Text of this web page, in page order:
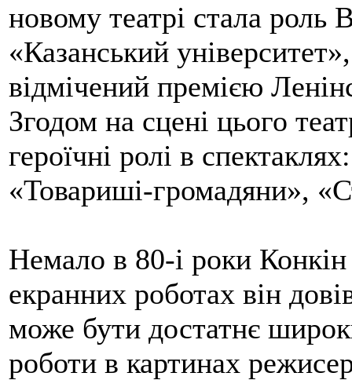
новому театрі стала роль
«Казанський
відмічений премією
Згодом на сцені цього
героїчні ролі в
«Товариші-громадяни»,
Немало в 80-і роки
екранних роботах він
може бути достатнє
роботи в картинах